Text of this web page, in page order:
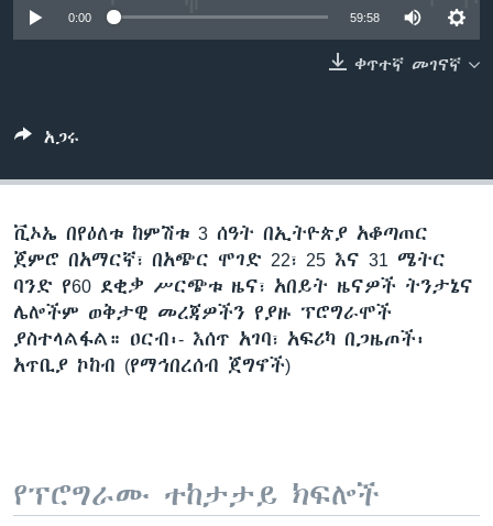
0:00 59:58
ቀጥተኛ መገናኛ
አጋሩ
ቪኦኤ በየዕለቱ ከምሽቱ 3 ሰዓት በኢትዮጵያ አቆጣጠር
ጀምሮ በአማርኛ፣ በአጭር ሞገድ 22፣ 25 እና 31 ሜትር
ባንድ የ60 ደቂቃ ሥርጭቱ ዜና፣ አበይት ዜናዎች ትንታኔና
ሌሎችም ወቅታዊ መረጃዎችን የያዙ ፕሮግራሞች
ያስተላልፋል። ዐርብ፡- እሰጥ አገባ፣ አፍሪካ በጋዜጦች፡
አጥቢያ ኮከብ (የማኅበረሰብ ጀግኖች)
የፕሮግራሙ ተከታታይ ክፍሎች